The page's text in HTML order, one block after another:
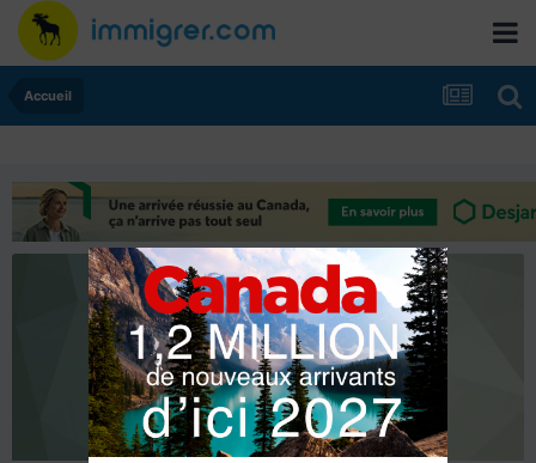
Accueil
kremmig
Habitués